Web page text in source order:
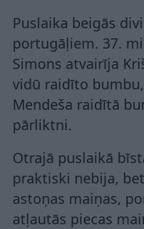
Puslaika beigās
portugāļiem. 37.
Simons atvairīja
vidū raidīto
Mendeša raidītā
pārliktni.
Otrajā puslaikā
praktiski nebija,
astoņas maiņas,
atļautās piecas